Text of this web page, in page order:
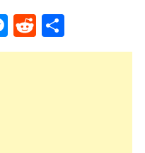
Messenger
Reddit
Share